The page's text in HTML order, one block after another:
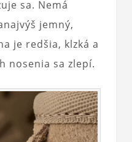
sa. Nemá
jemný,
je redšia, klzká a
nosenia sa zlepí.